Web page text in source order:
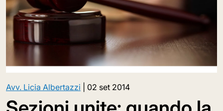
Avv. Licia Albertazzi 02 set 2014